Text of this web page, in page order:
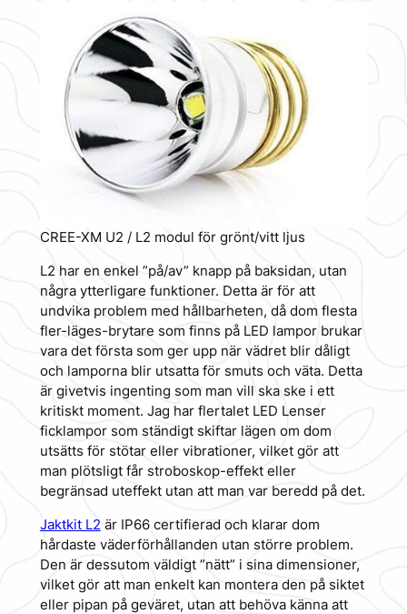
CREE-XM U2 / L2 modul för grönt/vitt ljus
L2 har en enkel ”på/av” knapp på baksidan, utan
några ytterligare funktioner. Detta är för att
undvika problem med hållbarheten, då dom flesta
fler-läges-brytare som finns på LED lampor brukar
vara det första som ger upp när vädret blir dåligt
och lamporna blir utsatta för smuts och väta. Detta
är givetvis ingenting som man vill ska ske i ett
kritiskt moment. Jag har flertalet LED Lenser
ficklampor som ständigt skiftar lägen om dom
utsätts för stötar eller vibrationer, vilket gör att
man plötsligt får stroboskop-effekt eller
begränsad uteffekt utan att man var beredd på det.
Jaktkit L2 är IP66 certifierad och klarar dom
hårdaste väderförhållanden utan större problem.
Den är dessutom väldigt ”nätt” i sina dimensioner,
vilket gör att man enkelt kan montera den på siktet
eller pipan på geväret, utan att behöva känna att